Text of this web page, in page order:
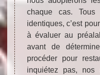
chaque cas.
identiques, c’est
à évaluer au
avant de
procéder pour
inquiétez pas, nos